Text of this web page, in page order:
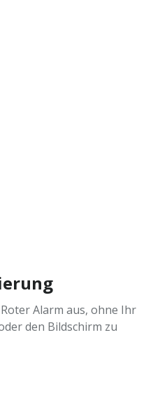
Alarm aus, ohne Ihr
den Bildschirm zu